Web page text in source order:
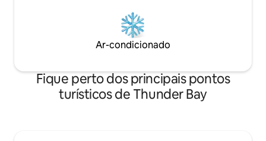
Ar-condicionado
Fique perto dos principais pontos
turísticos de Thunder Bay